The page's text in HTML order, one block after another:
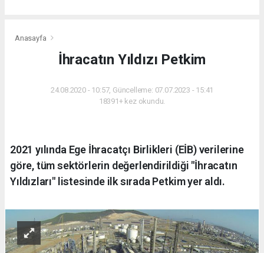
Anasayfa
İhracatın Yıldızı Petkim
24.08.2020 - 10:57, Güncelleme: 07.07.2023 - 15:41
18391+ kez okundu.
2021 yılında Ege İhracatçı Birlikleri (EİB) verilerine
göre, tüm sektörlerin değerlendirildiği "İhracatın
Yıldızları" listesinde ilk sırada Petkim yer aldı.